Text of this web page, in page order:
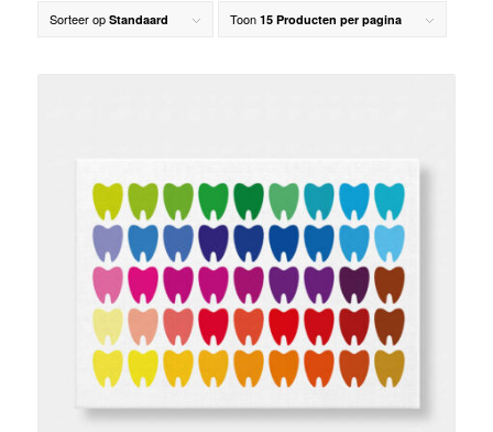
€ 59 € 149
Sorteer op Standaard Toon 15 Producten per pagina